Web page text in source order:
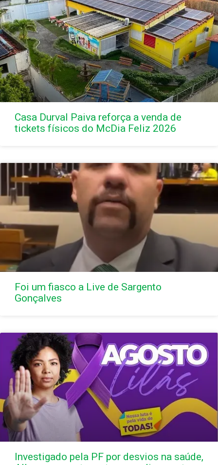
Casa Durval Paiva reforça a venda de
tickets físicos do McDia Feliz 2026
Foi um fiasco a Live de Sargento
Gonçalves
Investigado pela PF por desvios na saúde,